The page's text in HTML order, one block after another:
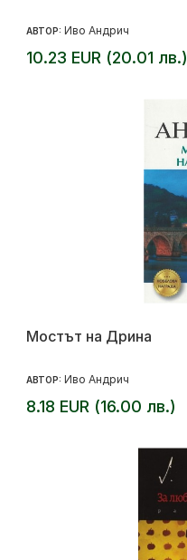
АВТОР: Иво Андрич
10.23 EUR (20.01 лв.)
Мостът на Дрина
АВТОР: Иво Андрич
8.18 EUR (16.00 лв.)